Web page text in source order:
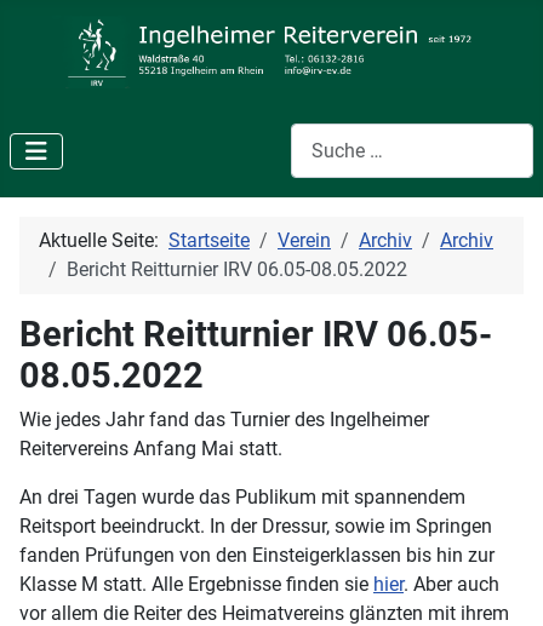
Suchen
Aktuelle Seite: Startseite Verein Archiv
Archiv
Bericht Reitturnier IRV 06.05-08.05.2022
Bericht Reitturnier IRV 06.05-
08.05.2022
Wie jedes Jahr fand das Turnier des Ingelheimer
Reitervereins Anfang Mai statt.
An drei Tagen wurde das Publikum mit spannendem
Reitsport beeindruckt. In der Dressur, sowie im Springen
fanden Prüfungen von den Einsteigerklassen bis hin zur
Klasse M statt. Alle Ergebnisse finden sie hier. Aber auch
vor allem die Reiter des Heimatvereins glänzten mit ihrem